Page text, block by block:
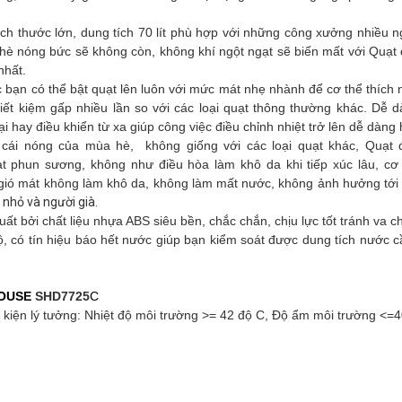
thước lớn, dung tích 70 lít phù hợp với những công xưởng nhiều
nóng bức sẽ không còn, không khí ngột ngạt sẽ biến mất với Quạt
bạn có thể bật quạt lên luôn với mức mát nhẹ nhành để cơ thể thích
kiệm gấp nhiều lần so với các loại quạt thông thường khác. Dễ
hay điều khiển từ xa giúp công việc điều chỉnh nhiệt trở lên dễ dàng
nóng của mùa hè, không giống với các loại quạt khác, Quạt
phun sương, không như điều hòa làm khô da khi tiếp xúc lâu, cơ
mát không làm khô da, không làm mất nước, không ảnh hưởng tới
và người già.
bởi chất liệu nhựa ABS siêu bền, chắc chắn, chịu lực tốt tránh va
có tín hiệu báo hết nước giúp bạn kiểm soát được dung tích nước
SHD7725C
lý tưởng: Nhiệt độ môi trường >= 42 độ C, Độ ẩm môi trường